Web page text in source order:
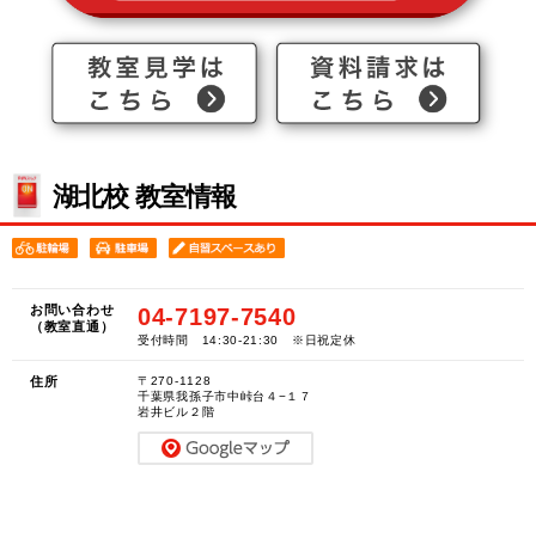
湖北校 教室情報
お問い合わせ
（教室直通）
04-7197-7540
受付時間 14:30-21:30 ※日祝定休
住所
〒270-1128
千葉県我孫子市中峠台４−１７
岩井ビル２階